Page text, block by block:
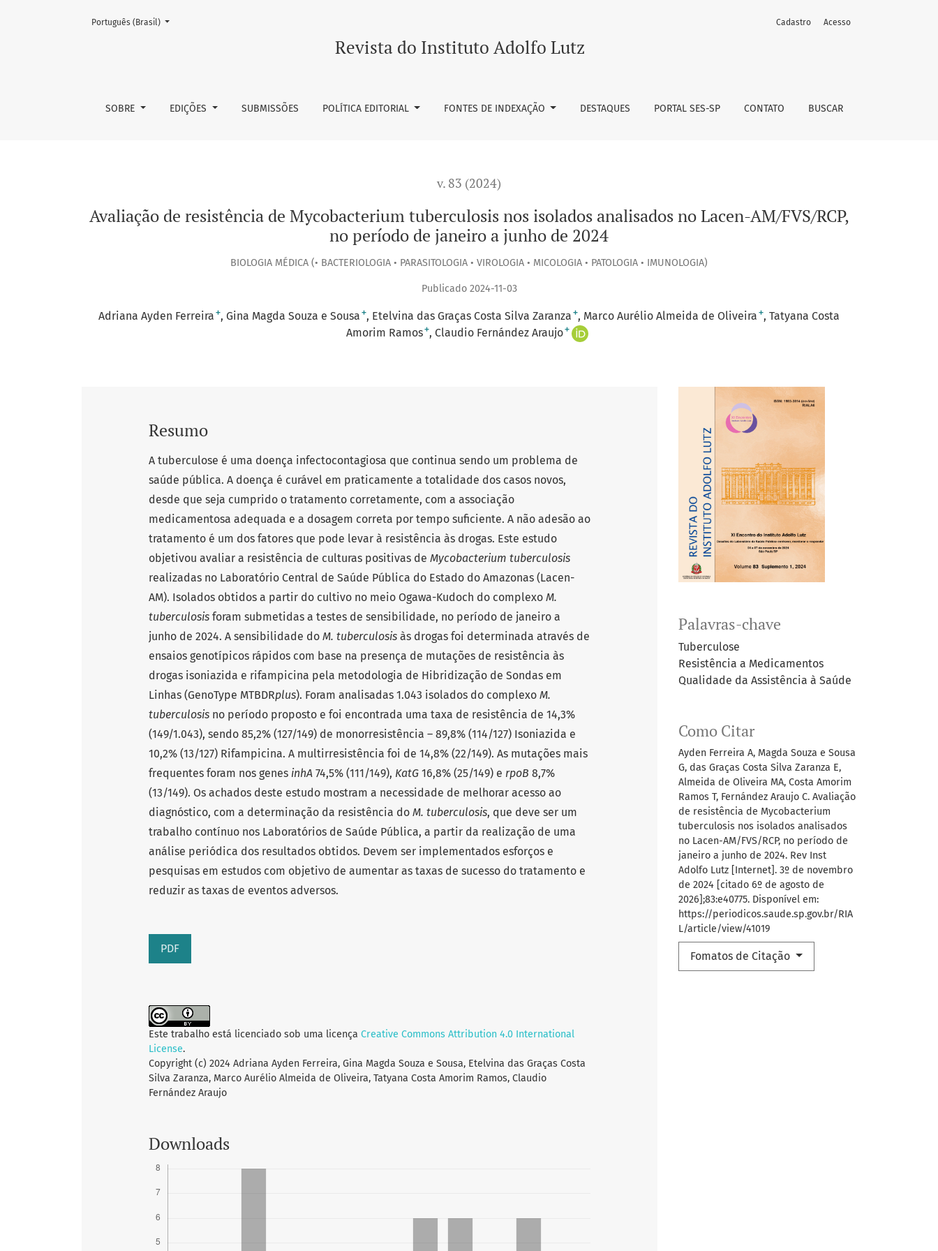
Avaliação de resistência de Mycobacterium tuberculosis nos isolados analisados no Lacen-AM/FVS/RCP, no período de janeiro a junho de 2024
Revista do Instituto Adolfo Lutz
SOBRE EDIÇÕES SUBMISSÕES POLÍTICA EDITORIAL FONTES DE INDEXAÇÃO DESTAQUES PORTAL SES-SP CONTATO BUSCAR
Cadastro Acesso
Mudar o idioma. O atual é:
Português (Brasil)
v. 83 (2024)
Avaliação de resistência de Mycobacterium tuberculosis nos isolados analisados no Lacen-AM/FVS/RCP,
no período de janeiro a junho de 2024
BIOLOGIA MÉDICA (• BACTERIOLOGIA • PARASITOLOGIA • VIROLOGIA • MICOLOGIA • PATOLOGIA • IMUNOLOGIA)
Publicado 2024-11-03
Adriana Ayden Ferreira + Gina Magda Souza e Sousa + Etelvina das Graças Costa Silva Zaranza + Marco Aurélio Almeida de Oliveira + Tatyana Costa
Amorim Ramos+ Claudio Fernández Araujo+
Palavras-chave
Tuberculose
Resistência a Medicamentos
Qualidade da Assistência à Saúde
Como Citar
Ayden Ferreira A, Magda Souza e Sousa
G, das Graças Costa Silva Zaranza E,
Almeida de Oliveira MA, Costa Amorim
Ramos T, Fernández Araujo C. Avaliação
de resistência de Mycobacterium
tuberculosis nos isolados analisados
no Lacen-AM/FVS/RCP, no período de
janeiro a junho de 2024. Rev Inst
Adolfo Lutz [Internet]. 3º de novembro
de 2024 [citado 6º de agosto de
2026];83:e40775. Disponível em:
https://periodicos.saude.sp.gov.br/RIA
L/article/view/41019
Fomatos de Citação
Resumo
A tuberculose é uma doença infectocontagiosa que continua sendo um problema de
saúde pública. A doença é curável em praticamente a totalidade dos casos novos,
desde que seja cumprido o tratamento corretamente, com a associação
medicamentosa adequada e a dosagem correta por tempo suficiente. A não adesão ao
tratamento é um dos fatores que pode levar à resistência às drogas. Este estudo
objetivou avaliar a resistência de culturas positivas de Mycobacterium tuberculosis
realizadas no Laboratório Central de Saúde Pública do Estado do Amazonas (Lacen-
AM). Isolados obtidos a partir do cultivo no meio Ogawa-Kudoch do complexo M.
tuberculosis foram submetidas a testes de sensibilidade, no período de janeiro a
junho de 2024. A sensibilidade do M. tuberculosis às drogas foi determinada através de
ensaios genotípicos rápidos com base na presença de mutações de resistência às
drogas isoniazida e rifampicina pela metodologia de Hibridização de Sondas em
Linhas (GenoType MTBDRplus). Foram analisadas 1.043 isolados do complexo M.
tuberculosis no período proposto e foi encontrada uma taxa de resistência de 14,3%
(149/1.043), sendo 85,2% (127/149) de monorresistência – 89,8% (114/127) Isoniazida e
10,2% (13/127) Rifampicina. A multirresistência foi de 14,8% (22/149). As mutações mais
frequentes foram nos genes inhA 74,5% (111/149), KatG 16,8% (25/149) e rpoB 8,7%
(13/149). Os achados deste estudo mostram a necessidade de melhorar acesso ao
diagnóstico, com a determinação da resistência do M. tuberculosis, que deve ser um
trabalho contínuo nos Laboratórios de Saúde Pública, a partir da realização de uma
análise periódica dos resultados obtidos. Devem ser implementados esforços e
pesquisas em estudos com objetivo de aumentar as taxas de sucesso do tratamento e
reduzir as taxas de eventos adversos.
PDF
Este trabalho está licenciado sob uma licença Creative Commons Attribution 4.0 International
License.
Copyright (c) 2024 Adriana Ayden Ferreira, Gina Magda Souza e Sousa, Etelvina das Graças Costa
Silva Zaranza, Marco Aurélio Almeida de Oliveira, Tatyana Costa Amorim Ramos, Claudio
Fernández Araujo
Downloads